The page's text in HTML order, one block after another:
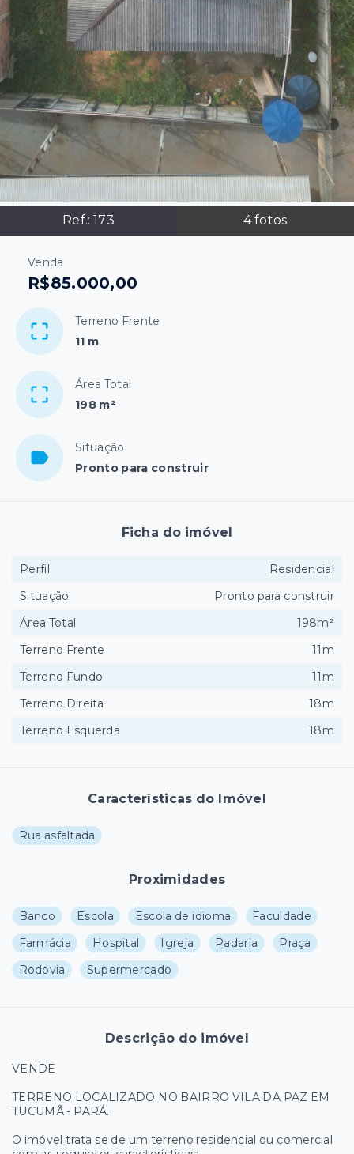
Ref.:173 4fotos
Venda
R$85.000,00
Terreno Frente
11 m
Área Total
198 m²
Situação
Pronto para construir
Características do Imóvel
Rua asfaltada
Proximidades
Banco Escola Escola de idioma
Faculdade
Farmácia
Hospital Igreja Padaria
Praça
Rodovia
Supermercado
Descrição do imóvel
VENDE
TERRENO LOCALIZADO NO BAIRRO VILA DA PAZ EM
TUCUMÃ - PARÁ.
O imóvel trata se de um terreno residencial ou comercial
Ficha do imóvel
Perfil
Residencial
Situação
Pronto para construir
Área Total
198m²
Terreno Frente
11m
Terreno Fundo
11m
Terreno Direita
18m
Terreno Esquerda
18m